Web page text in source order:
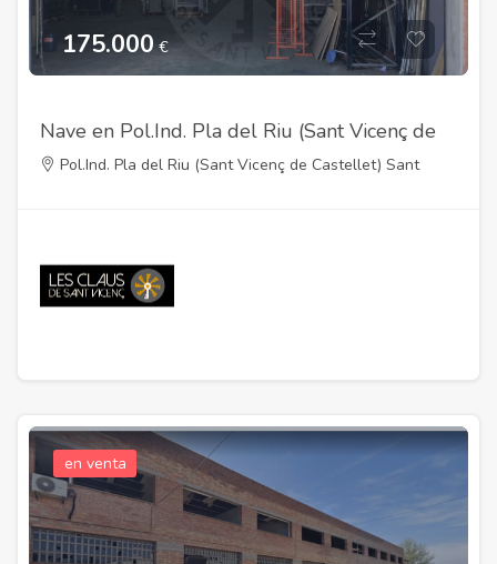
175.000€
Nave en Pol.Ind. Pla del Riu (Sant Vicenç de
Castellet)
Pol.Ind. Pla del Riu (Sant Vicenç de Castellet) Sant
en venta